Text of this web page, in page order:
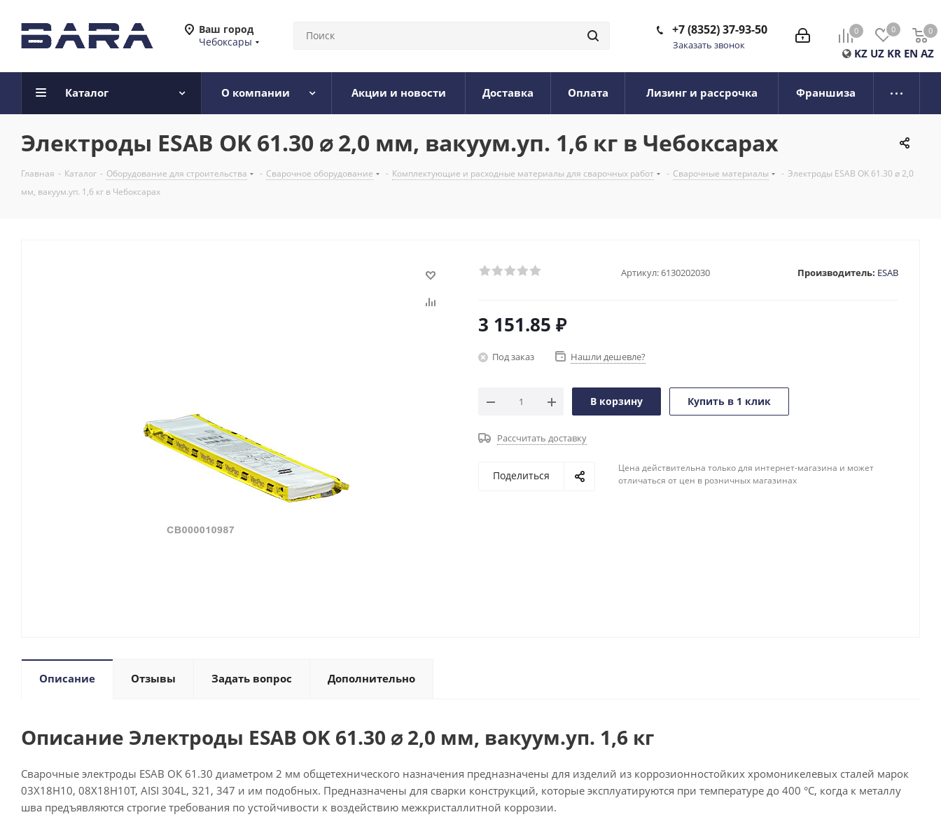
Ваш город
Чебоксары
0 0 0
0
KZ UZ KR EN AZ
+7 (8352) 37-93-50
Заказать звонок
Каталог О компании Акции и новости Доставка Оплата Лизинг и рассрочка Франшиза
Электроды ESAB OK 61.30 ⌀ 2,0 мм, вакуум.уп. 1,6 кг в Чебоксарах
Главная - Каталог - Оборудование для строительства - Сварочное оборудование - Комплектующие и расходные материалы для сварочных работ - Сварочные материалы - Электроды ESAB OK 61.30 ⌀ 2,0
мм, вакуум.уп. 1,6 кг в Чебоксарах
Артикул:6130202030 Производитель: ESAB
3 151.85 ₽
Под заказ Нашли дешевле?
В корзину Купить в 1 клик
Рассчитать доставку
Поделиться
Цена действительна только для интернет-магазина и может
отличаться от цен в розничных магазинах
Описание Отзывы Задать вопрос Дополнительно
Описание Электроды ESAB OK 61.30 ⌀ 2,0 мм, вакуум.уп. 1,6 кг
Сварочные электроды ESAB ОК 61.30 диаметром 2 мм общетехнического назначения предназначены для изделий из коррозионностойких хромоникелевых сталей марок
03Х18Н10, 08Х18Н10Т, AISI 304L, 321, 347 и им подобных. Предназначены для сварки конструкций, которые эксплуатируются при температуре до 400 °C, когда к металлу
шва предъявляются строгие требования по устойчивости к воздействию межкристаллитной коррозии.